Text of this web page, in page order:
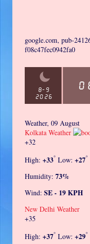
google.com, pub-
f08c47fec0942fa0
Weather, 09 August
Kolkata Weather
+32
High: +33° Low: +27°
Humidity: 73%
Wind: SE - 19 KPH
New Delhi Weather
+35
High: +37° Low: +29°